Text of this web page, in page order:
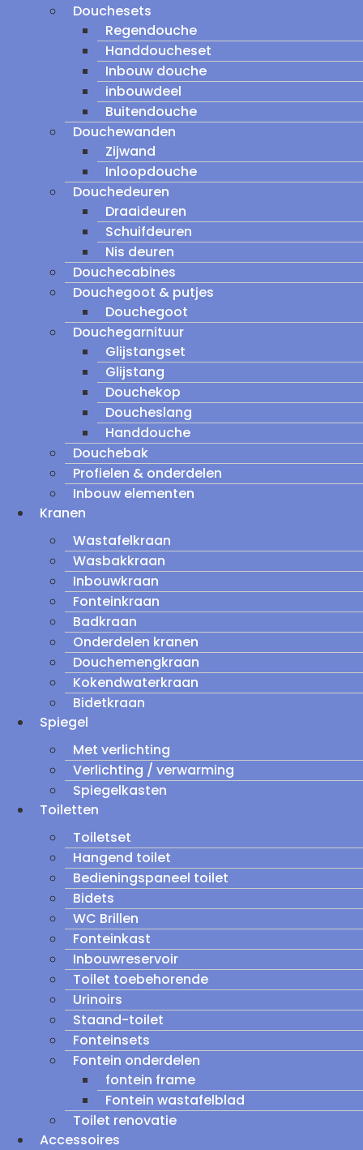
Douchesets
Regendouche
Handdoucheset
Inbouw douche
inbouwdeel
Buitendouche
Douchewanden
Zijwand
Inloopdouche
Douchedeuren
Draaideuren
Schuifdeuren
Nis deuren
Douchecabines
Douchegoot & putjes
Douchegoot
Douchegarnituur
Glijstangset
Glijstang
Douchekop
Doucheslang
Handdouche
Douchebak
Profielen & onderdelen
Inbouw elementen
Kranen
Wastafelkraan
Wasbakkraan
Inbouwkraan
Fonteinkraan
Badkraan
Onderdelen kranen
Douchemengkraan
Kokendwaterkraan
Bidetkraan
Spiegel
Met verlichting
Verlichting / verwarming
Spiegelkasten
Toiletten
Toiletset
Hangend toilet
Bedieningspaneel toilet
Bidets
WC Brillen
Fonteinkast
Inbouwreservoir
Toilet toebehorende
Urinoirs
Staand-toilet
Fonteinsets
Fontein onderdelen
fontein frame
Fontein wastafelblad
Toilet renovatie
Accessoires